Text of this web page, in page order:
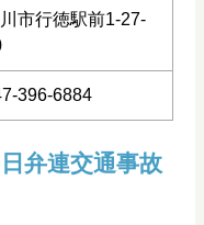
市行徳駅前1-27-
396-6884
弁連交通事故